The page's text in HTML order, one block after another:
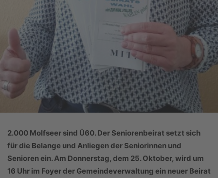
2.000 Molfseer sind Ü60. Der Seniorenbeirat setzt sich
für die Belange und Anliegen der Seniorinnen und
Senioren ein. Am Donnerstag, dem 25. Oktober, wird um
16 Uhr im Foyer der Gemeindeverwaltung ein neuer Beirat